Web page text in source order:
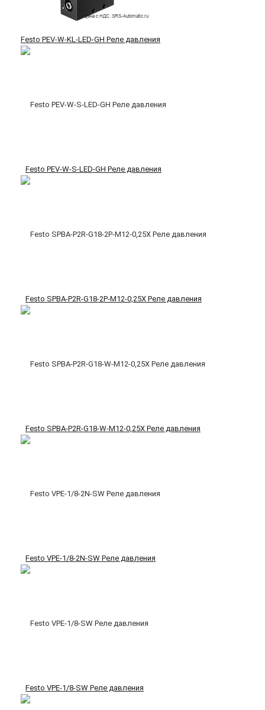
Festo PEV-W-KL-LED-GH Реле давления
Festo PEV-W-S-LED-GH Реле давления
Festo SPBA-P2R-G18-2P-M12-0,25X Реле давления
Festo SPBA-P2R-G18-W-M12-0,25X Реле давления
Festo VPE-1/8-2N-SW Реле давления
Festo VPE-1/8-SW Реле давления